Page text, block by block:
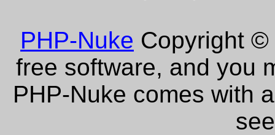
PHP-Nuke Copyright ©
free software, and you
PHP-Nuke comes with